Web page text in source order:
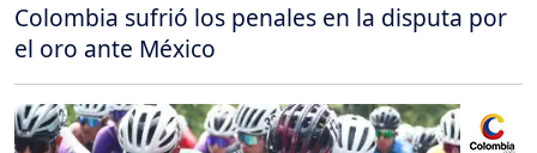
Colombia sufrió los penales en la disputa por
el oro ante México